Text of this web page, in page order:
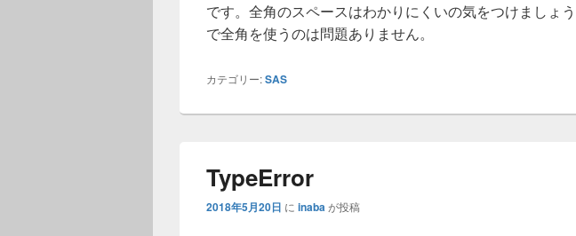
です。全角のスペースはわかりにくいの気をつけましょ
で全角を使うのは問題ありません。
カテゴリー:SAS
TypeError
2018年5月20日 に inabaが投稿